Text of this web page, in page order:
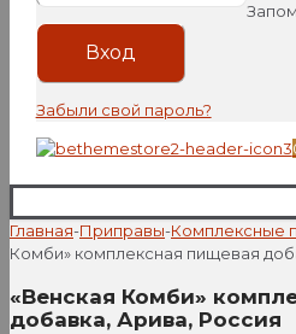
Вход
Забыли свой пароль?
Главная-Приправы-Комплексные
Комби» комплексная пищевая
«Венская Комби»
добавка, Арива, Россия